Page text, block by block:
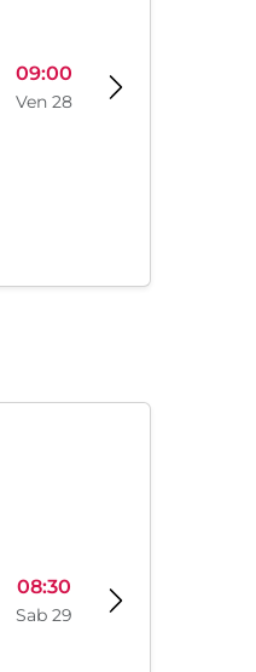
09:00
Ven 28
08:30
Sab 29